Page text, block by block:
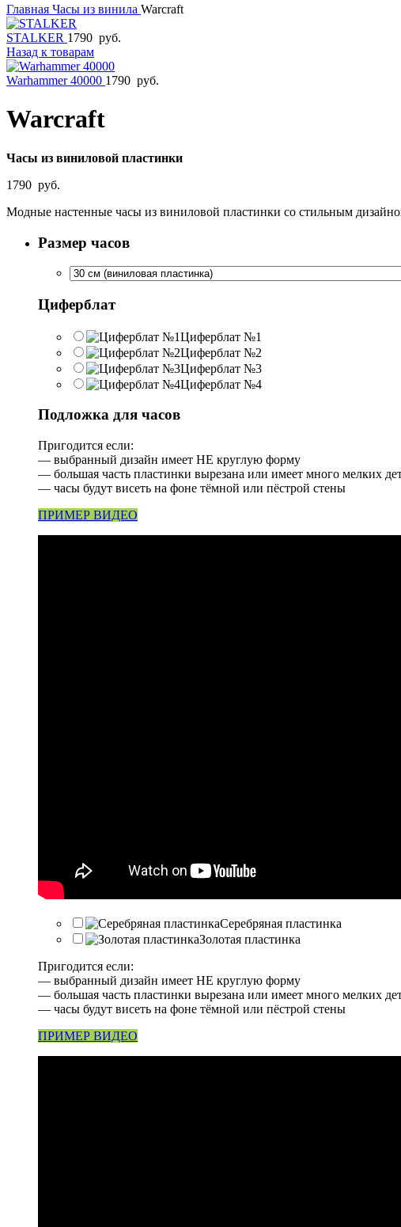
Главная Часы из винила Warcraft
STALKER 1790 руб.
Назад к товарам
Warhammer 40000 1790 руб.
Warcraft
Часы из виниловой пластинки
1790 руб.
Модные настенные часы из виниловой пластинки со стильным
Размер часов
Циферблат
Циферблат №1
Циферблат №2
Циферблат №3
Циферблат №4
Подложка для часов
Пригодится если:
— выбранный дизайн имеет НЕ круглую форму
— большая часть пластинки вырезана или имеет много мелких
— часы будут висеть на фоне тёмной или пёстрой стены
ПРИМЕР ВИДЕО
Серебряная пластинка
Золотая пластинка
Пригодится если:
— выбранный дизайн имеет НЕ круглую форму
— большая часть пластинки вырезана или имеет много мелких
— часы будут висеть на фоне тёмной или пёстрой стены
ПРИМЕР ВИДЕО